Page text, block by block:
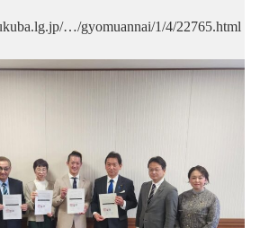
…/gyomuannai/1/4/22765.html